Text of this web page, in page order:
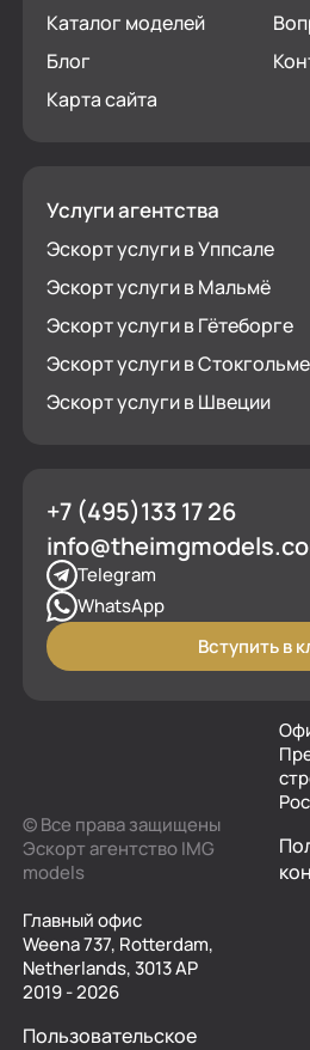
Каталог моделей
Блог
Карта сайта
Услуги агентства
Эскорт услуги в Уппсале
Эскорт услуги в Мальмё
Эскорт услуги в Гётеборге
Эскорт услуги в Стокгольме
Эскорт услуги в Швеции
+7 (495)133 17 26
Telegram
WhatsApp
Вступить в
© Все права защищены
Эскорт агентство IMG
models
Главный офис
Weena 737, Rotterdam,
Netherlands, 3013 AP
2019 - 2026
Пользовательское